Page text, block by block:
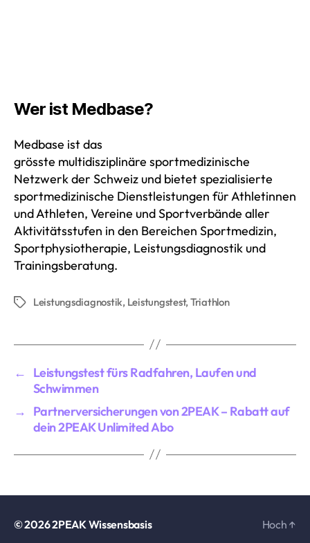
Wer ist Medbase?
Medbase ist das
grösste multidisziplinäre sportmedizinische
Netzwerk der Schweiz und bietet spezialisierte
sportmedizinische Dienstleistungen für Athletinnen
und Athleten, Vereine und Sportverbände aller
Aktivitätsstufen in den Bereichen Sportmedizin,
Sportphysiotherapie, Leistungsdiagnostik und
Trainingsberatung.
Schlagwörter
Leistungsdiagnostik, Leistungstest,Triathlon
←
Leistungstest fürs Radfahren, Laufen und
Schwimmen
→
Partnerversicherungen von 2PEAK – Rabatt auf
dein 2PEAK Unlimited Abo
© 20262PEAK Wissensbasis Hoch ↑